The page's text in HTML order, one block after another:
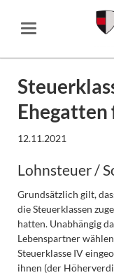
Ehegatten
12.11.2021
Lohnsteuer /
Grundsätzlich gilt,
die Steuerklassen
hatten. Unabhängig
Lebenspartner
Steuerklasse IV
ihnen (der